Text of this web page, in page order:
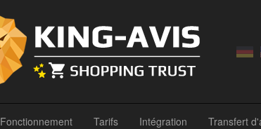
Fonctionnement Tarifs Intégration Transfert